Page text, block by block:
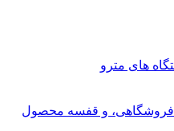
های مترو
فروشگاهی، و قفسه محصول